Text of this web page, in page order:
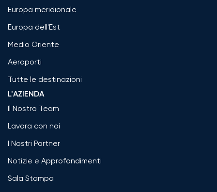
Europa meridionale
Europa dell'Est
Medio Oriente
Aeroporti
Tutte le destinazioni
L'AZIENDA
Il Nostro Team
Lavora con noi
I Nostri Partner
Notizie e Approfondimenti
Sala Stampa